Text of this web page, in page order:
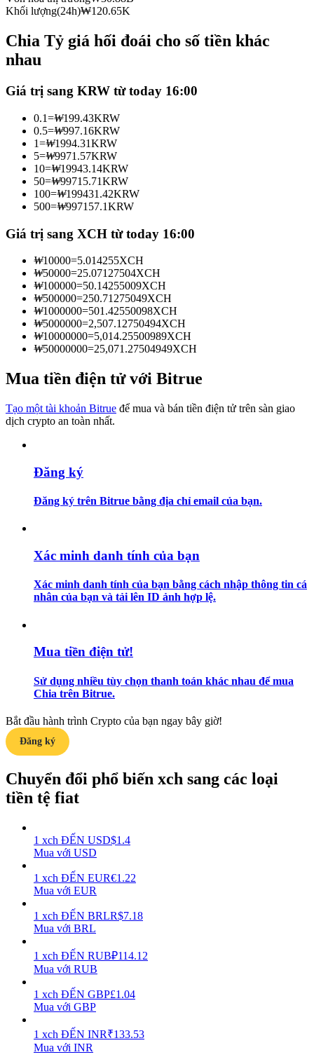
Sao chép Giao dịch
Trở thành Nhà giao dịch Sao chép
Tận hưởng chia sẻ lợi nhuận và hoa hồng giao dịch sao chép
Thông tin
Hướng dẫn
Học cách duy trì lợi nhuận
Power Piggy
Làm cho tài sản của bạn tăng giá trị đều đặn
Khối lượng(24h)₩120.65K
Chia Tỷ giá hối đoái cho số tiền khác
nhau
Giá trị sang KRW từ today 16:00
0.1=₩199.43KRW
0.5=₩997.16KRW
1=₩1994.31KRW
5=₩9971.57KRW
10=₩19943.14KRW
50=₩99715.71KRW
100=₩199431.42KRW
500=₩997157.1KRW
Giá trị sang XCH từ today 16:00
₩10000=5.014255XCH
₩50000=25.07127504XCH
₩100000=50.14255009XCH
₩500000=250.71275049XCH
₩1000000=501.42550098XCH
₩5000000=2,507.12750494XCH
₩10000000=5,014.25500989XCH
₩50000000=25,071.27504949XCH
Mua tiền điện tử với Bitrue
Tạo một tài khoản Bitrue để mua và bán tiền điện tử trên sàn giao
dịch crypto an toàn nhất.
Đăng ký
Đăng ký trên Bitrue bằng địa chỉ email của bạn.
Xác minh danh tính của bạn
Xác minh danh tính của bạn bằng cách nhập thông tin cá
nhân của bạn và tải lên ID ảnh hợp lệ.
Mua tiền điện tử!
Sử dụng nhiều tùy chọn thanh toán khác nhau để mua
Chia trên Bitrue.
Bắt đầu hành trình Crypto của bạn ngay bây giờ!
Đăng ký
Chuyển đổi phổ biến xch sang các loại
tiền tệ fiat
1 xch ĐẾN USD$1.4
Mua với USD
1 xch ĐẾN EUR€1.22
Mua với EUR
1 xch ĐẾN BRLR$7.18
Mua với BRL
1 xch ĐẾN RUB₽114.12
Mua với RUB
1 xch ĐẾN GBP£1.04
Mua với GBP
1 xch ĐẾN INR₹133.53
Mua với INR